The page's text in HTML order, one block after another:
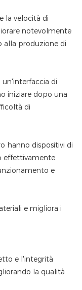
la velocità di
notevolmente
alla produzione di
di
iniziare dopo una
di
hanno dispositivi di
effettivamente
e
e migliora i
e l'integrità
la qualità